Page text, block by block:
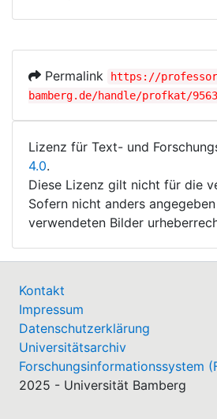
Permalink
https://
bamberg.de/handle/profkat/9563
Lizenz für Text- und
4.0.
Diese Lizenz gilt nicht für die
Sofern nicht anders
verwendeten Bilder
Kontakt
Impressum
Datenschutzerklärung
Universitätsarchiv
Forschungsinformationssystem
2025 - Universität Bamberg